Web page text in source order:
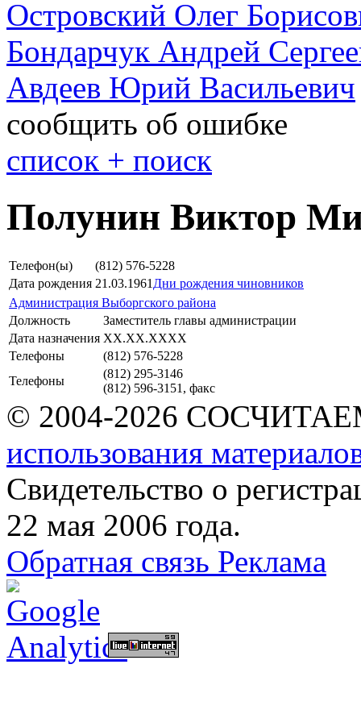
Островский Олег
Бондарчук Андрей
Авдеев Юрий Васильевич
сообщить об ошибке
cписок + поиск
Полунин Виктор
Телефон(ы)
(812) 576-5228
Дата рождения 21.03.1961 Дни рождения чиновников
Администрация Выборгского района
Должность
Заместитель главы администрации
Дата назначения XX.XX.XXXX
Телефоны
(812) 576-5228
Телефоны
(812) 295-3146
(812) 596-3151, факс
© 2004-2026
использования
Свидетельство о
22 мая 2006 года.
Обратная связь Реклама